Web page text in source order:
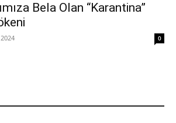
Bela Olan “Karantina”
0